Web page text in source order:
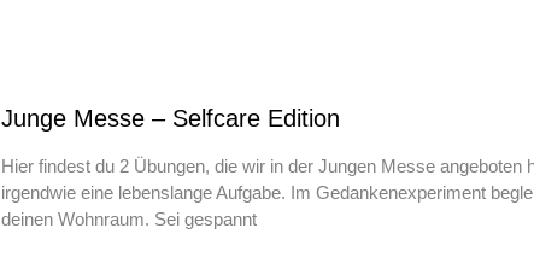
Junge Messe – Selfcare Edition
Hier findest du 2 Übungen, die wir in der Jungen Messe angeboten
irgendwie eine lebenslange Aufgabe. Im Gedankenexperiment
deinen Wohnraum. Sei gespannt